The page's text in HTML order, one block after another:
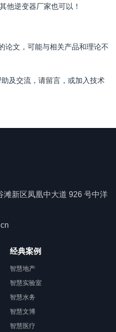
他逆变器厂家也可以！
论文，可能与相关产品和理论不
及交流，请留言，或加入技术
滩新区凤凰中大道 926 号中洋
经典案例
智慧地产
智慧实验室
智慧水务
智慧文博
智慧医疗